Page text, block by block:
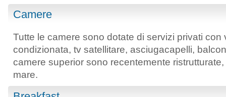
Camere
Tutte le camere sono dotate di servizi privati con
condizionata, tv satellitare, asciugacapelli,
camere superior sono recentemente
mare.